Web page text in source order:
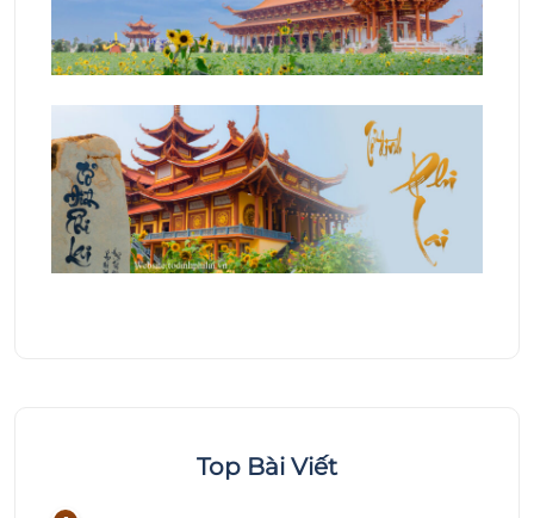
Top Bài Viết